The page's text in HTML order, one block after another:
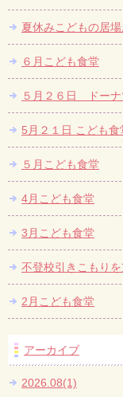
夏休みこどもの居場
６月こども食堂
５月２６日 ドーナ
5月２１日 こども
５月こども食堂
4月こども食堂
3月こども食堂
不登校引きこもり
2月こども食堂
アーカイブ
2026.08(1)